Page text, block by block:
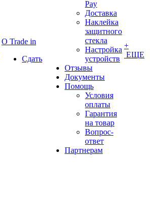
О Trade in
Сдать
Pay
Доставка
Наклейка
защитного
стекла
Настройка
устройств
Отзывы
Документы
Помощь
Условия
оплаты
Гарантия
на товар
Вопрос-
ответ
Партнерам
+
ЕЩЕ